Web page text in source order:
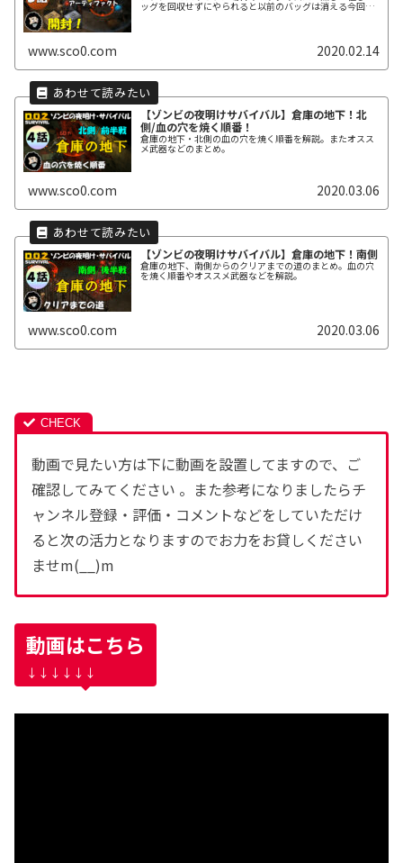
ッグを回収せずにやられると以前のバッグは消える今回使
www.sco0.com 2020.02.14
【ゾンビの夜明けサバイバル】倉庫の地下！北
側/血の穴を焼く順番！
倉庫の地下・北側の血の穴を焼く順番を解説。またオスス
メ武器などのまとめ。
www.sco0.com 2020.03.06
【ゾンビの夜明けサバイバル】倉庫の地下！南側
倉庫の地下、南側からのクリアまでの道のまとめ。血の穴
を焼く順番やオススメ武器などを解説。
www.sco0.com 2020.03.06
動画で見たい方は下に動画を設置してますので、ご
確認してみてください 。また参考になりましたらチ
ャンネル登録・評価・コメントなどをしていただけ
ると次の活力となりますのでお力をお貸しください
ませm(__)m
動画はこちら
↓↓↓↓↓↓